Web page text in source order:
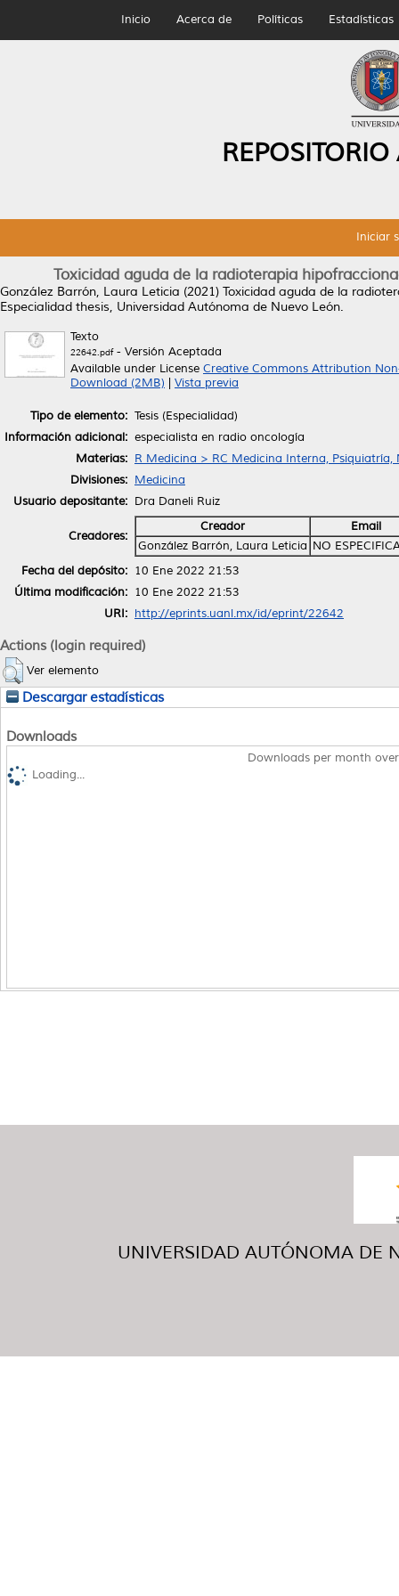
Inicio Acerca de Políticas Estadísticas
Iniciar
Toxicidad aguda de la radioterapia
González Barrón, Laura Leticia (2021) Toxicidad aguda de la
Especialidad thesis, Universidad Autónoma de Nuevo León.
Texto
22642.pdf- Versión Aceptada
Available under License Creative Commons Attribution
Download (2MB)
Vista previa
Tipo de elemento: Tesis (Especialidad)
Información adicional: especialista en radio oncología
Materias: R Medicina > RC Medicina Interna, Psiquiatría,
Divisiones: Medicina
Usuario depositante: Dra Daneli Ruiz
Creadores:
Creador
Email
González Barrón, Laura Leticia NO
Fecha del depósito: 10 Ene 2022 21:53
Última modificación: 10 Ene 2022 21:53
URI: http://eprints.uanl.mx/id/eprint/22642
Actions (login required)
Ver elemento
Descargar estadísticas
Downloads
Downloads per month
Loading...
UNIVERSIDAD AUTÓNOMA DE